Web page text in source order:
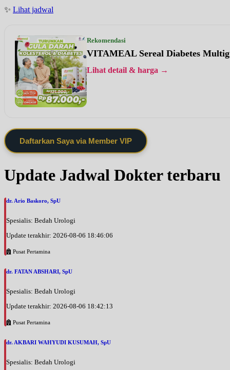
✨ Lihat jadwal
Rekomendasi
VITAMEAL Sereal Diabetes
Lihat detail & harga →
Daftarkan Saya via Member VIP
Update Jadwal Dokter terbaru
dr. Ario Baskoro, SpU
Spesialis: Bedah Urologi
Update terakhir: 2026-08-06 18:46:06
Pusat Pertamina
dr. FATAN ABSHARI, SpU
Spesialis: Bedah Urologi
Update terakhir: 2026-08-06 18:42:13
Pusat Pertamina
dr. AKBARI WAHYUDI KUSUMAH, SpU
Spesialis: Bedah Urologi